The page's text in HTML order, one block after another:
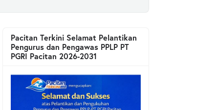
Pacitan Terkini Selamat Pelantikan
Pengurus dan Pengawas PPLP PT
PGRI Pacitan 2026-2031